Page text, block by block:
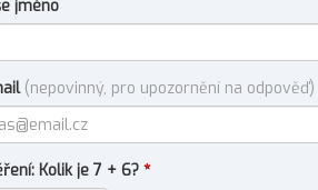
jméno
(nepovinný, pro upozornění na odpověď)
Kolik je 7 + 6? *